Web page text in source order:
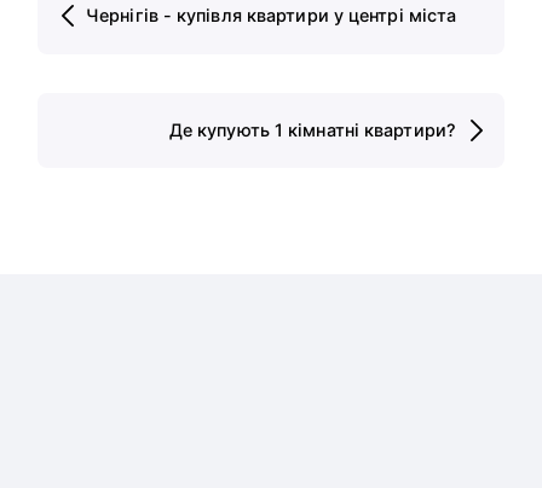
Чернігів - купівля квартири у центрі міста
Де купують 1 кімнатні квартири?